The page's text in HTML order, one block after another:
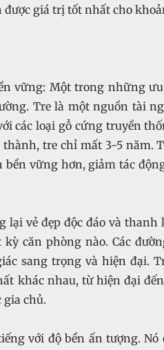
được giá trị tốt nhất cho
vững: Một trong những
Tre là một nguồn tài
các loại gỗ cứng truyền
tre chỉ mất 3-5 năm.
vững hơn, giảm tác
lại vẻ đẹp độc đáo và thanh
căn phòng nào. Các
sang trọng và hiện đại.
khác nhau, từ hiện đại
chủ.
với độ bền ấn tượng.